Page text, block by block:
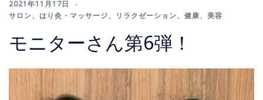
2021年11月17日
サロン、 はり灸・マッサージ、 リラクゼーション、 健康、 美容
モニターさん第6弾！